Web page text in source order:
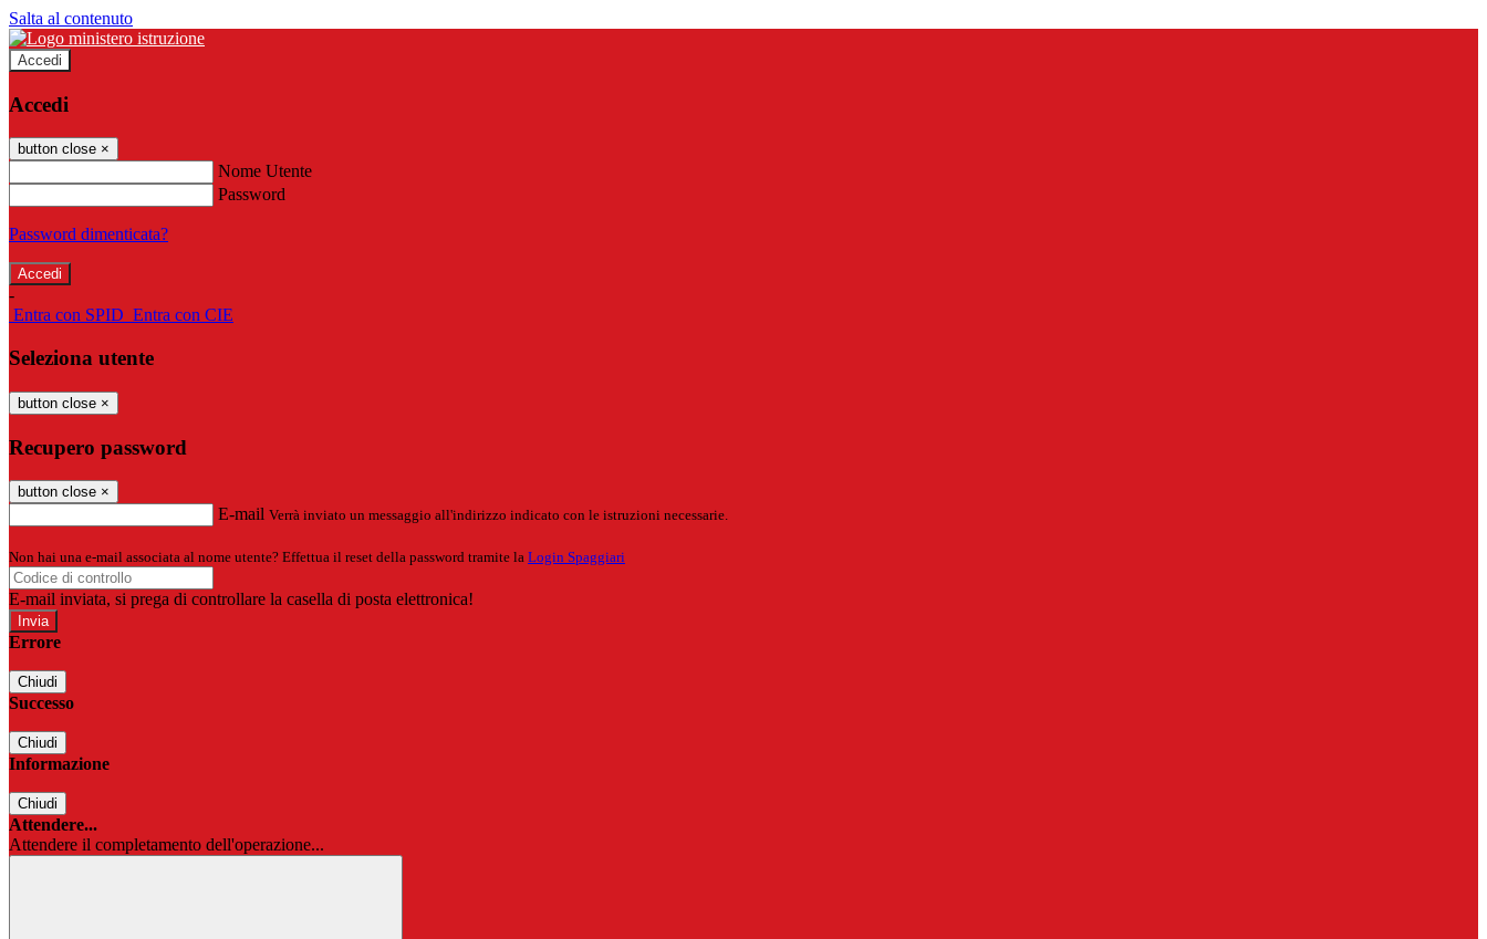
Salta al contenuto
Accedi
Accedi
button close ×
Nome Utente
Password
Password dimenticata?
-
Entra con SPID Entra con CIE
Seleziona utente
button close ×
Recupero password
button close ×
E-mail Verrà inviato un messaggio all'indirizzo indicato con le istruzioni necessarie.
Non hai una e-mail associata al nome utente? Effettua il reset della password tramite la Login Spaggiari
E-mail inviata, si prega di controllare la casella di posta elettronica!
Errore
Chiudi
Successo
Chiudi
Informazione
Chiudi
Attendere...
Attendere il completamento dell'operazione...